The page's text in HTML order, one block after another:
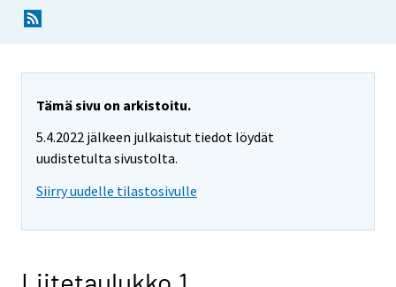
Tämä sivu on arkistoitu.
5.4.2022 jälkeen julkaistut tiedot löydät
uudistetulta sivustolta.
Siirry uudelle tilastosivulle